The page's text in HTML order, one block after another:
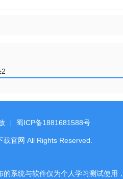
蜀ICP备1881681588号
载官网 All Rights Reserved.
的系统与软件仅为个人学习测试使用